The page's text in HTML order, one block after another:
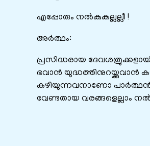
എപ്പോരും നൽകുകല്ലല്ലീ !
അർത്ഥം:
പ്രസിദ്ധരായ
ഭവാൻ യുദ്ധത്തിനുറയ്ക്കുവാൻ
കഴിയുന്നവനാണോ
വേണ്ടതായ വരങ്ങളെല്ലാം